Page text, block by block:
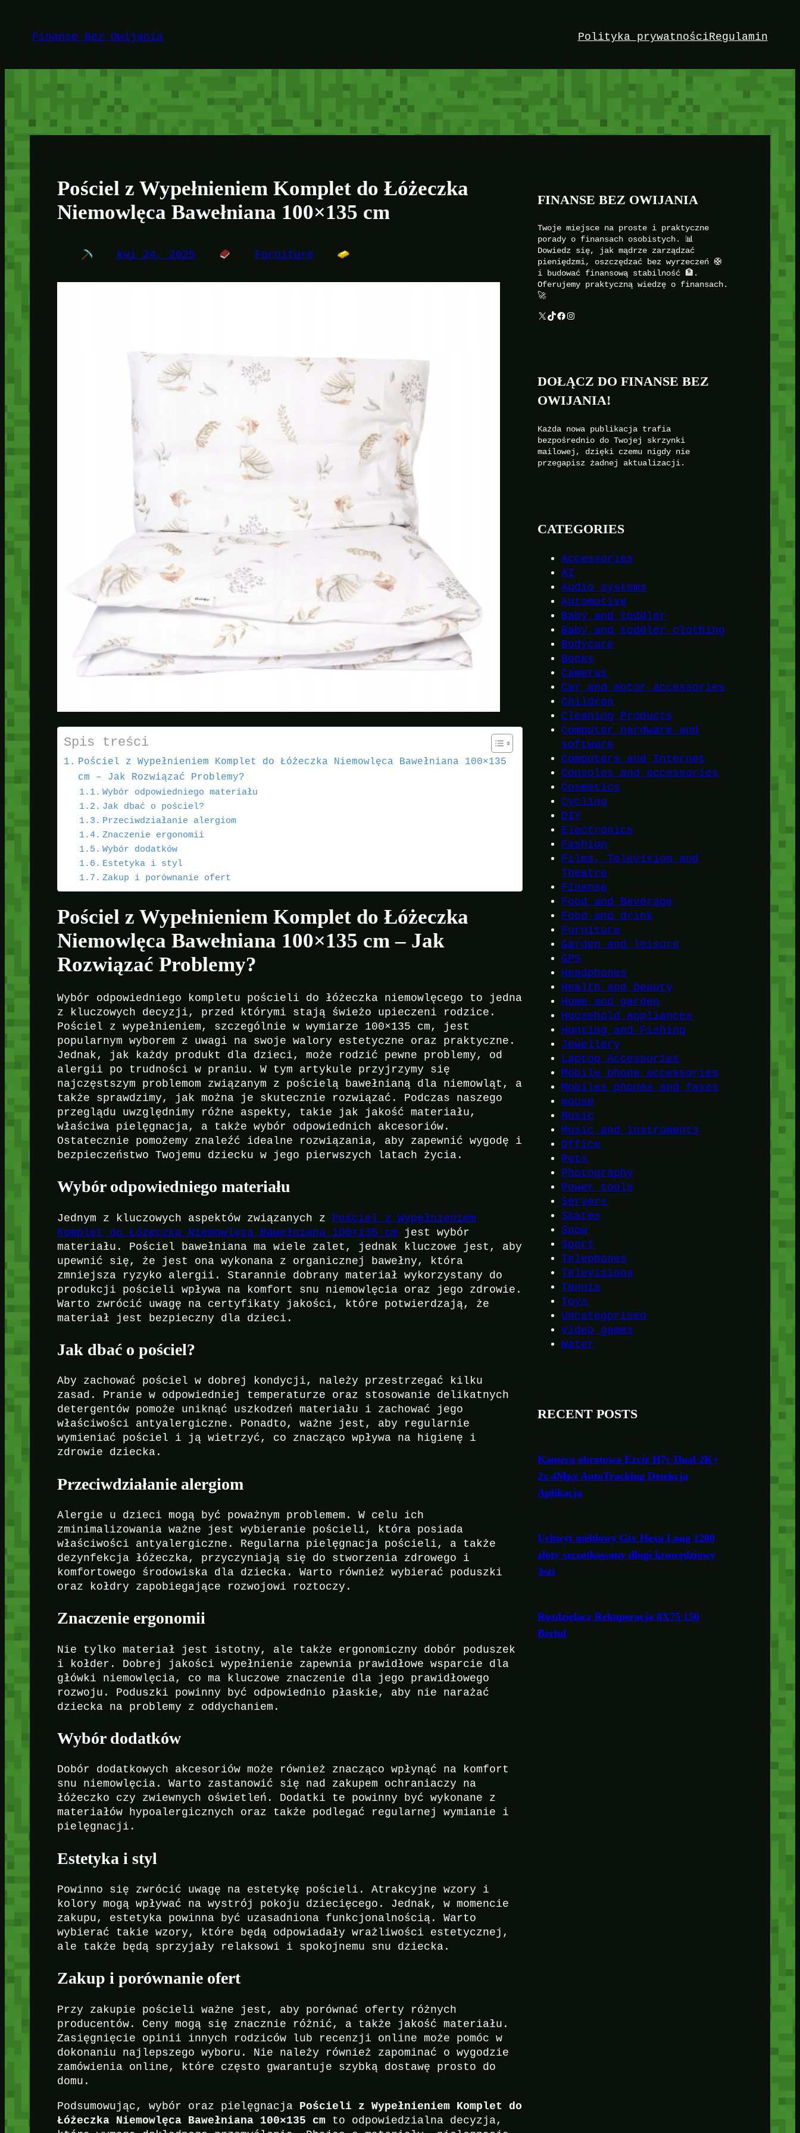
treściFinanse Bez Owijania Polityka prywatnościRegulamin
Pościel z Wypełnieniem Komplet do Łóżeczka
Niemowlęca Bawełniana 100×135 cm
kwi 24, 2025 Furniture
Spis treści
Pościel z Wypełnieniem Komplet do Łóżeczka Niemowlęca Bawełniana 100×135
cm – Jak Rozwiązać Problemy?
Wybór odpowiedniego materiału
Jak dbać o pościel?
Przeciwdziałanie alergiom
Znaczenie ergonomii
Wybór dodatków
Estetyka i styl
Zakup i porównanie ofert
Pościel z Wypełnieniem Komplet do Łóżeczka
Niemowlęca Bawełniana 100×135 cm – Jak
Rozwiązać Problemy?
Wybór odpowiedniego kompletu pościeli do łóżeczka niemowlęcego to jedna
z kluczowych decyzji, przed którymi stają świeżo upieczeni rodzice.
Pościel z wypełnieniem, szczególnie w wymiarze 100×135 cm, jest
popularnym wyborem z uwagi na swoje walory estetyczne oraz praktyczne.
Jednak, jak każdy produkt dla dzieci, może rodzić pewne problemy, od
alergii po trudności w praniu. W tym artykule przyjrzymy się
najczęstszym problemom związanym z pościelą bawełnianą dla niemowląt, a
także sprawdzimy, jak można je skutecznie rozwiązać. Podczas naszego
przeglądu uwzględnimy różne aspekty, takie jak jakość materiału,
właściwa pielęgnacja, a także wybór odpowiednich akcesoriów.
Ostatecznie pomożemy znaleźć idealne rozwiązania, aby zapewnić wygodę i
bezpieczeństwo Twojemu dziecku w jego pierwszych latach życia.
Wybór odpowiedniego materiału
Jednym z kluczowych aspektów związanych z Pościel z Wypełnieniem
Komplet do Łóżeczka Niemowlęca Bawełniana 100×135 cm jest wybór
materiału. Pościel bawełniana ma wiele zalet, jednak kluczowe jest, aby
upewnić się, że jest ona wykonana z organicznej bawełny, która
zmniejsza ryzyko alergii. Starannie dobrany materiał wykorzystany do
produkcji pościeli wpływa na komfort snu niemowlęcia oraz jego zdrowie.
Warto zwrócić uwagę na certyfikaty jakości, które potwierdzają, że
materiał jest bezpieczny dla dzieci.
Jak dbać o pościel?
Aby zachować pościel w dobrej kondycji, należy przestrzegać kilku
zasad. Pranie w odpowiedniej temperaturze oraz stosowanie delikatnych
detergentów pomoże uniknąć uszkodzeń materiału i zachować jego
właściwości antyalergiczne. Ponadto, ważne jest, aby regularnie
wymieniać pościel i ją wietrzyć, co znacząco wpływa na higienę i
zdrowie dziecka.
Przeciwdziałanie alergiom
Alergie u dzieci mogą być poważnym problemem. W celu ich
zminimalizowania ważne jest wybieranie pościeli, która posiada
właściwości antyalergiczne. Regularna pielęgnacja pościeli, a także
dezynfekcja łóżeczka, przyczyniają się do stworzenia zdrowego i
komfortowego środowiska dla dziecka. Warto również wybierać poduszki
oraz kołdry zapobiegające rozwojowi roztoczy.
Znaczenie ergonomii
Nie tylko materiał jest istotny, ale także ergonomiczny dobór poduszek
i kołder. Dobrej jakości wypełnienie zapewnia prawidłowe wsparcie dla
główki niemowlęcia, co ma kluczowe znaczenie dla jego prawidłowego
rozwoju. Poduszki powinny być odpowiednio płaskie, aby nie narażać
dziecka na problemy z oddychaniem.
Wybór dodatków
Dobór dodatkowych akcesoriów może również znacząco wpłynąć na komfort
snu niemowlęcia. Warto zastanowić się nad zakupem ochraniaczy na
łóżeczko czy zwiewnych oświetleń. Dodatki te powinny być wykonane z
materiałów hypoalergicznych oraz także podlegać regularnej wymianie i
pielęgnacji.
Estetyka i styl
Powinno się zwrócić uwagę na estetykę pościeli. Atrakcyjne wzory i
kolory mogą wpływać na wystrój pokoju dziecięcego. Jednak, w momencie
zakupu, estetyka powinna być uzasadniona funkcjonalnością. Warto
wybierać takie wzory, które będą odpowiadały wrażliwości estetycznej,
ale także będą sprzyjały relaksowi i spokojnemu snu dziecka.
Zakup i porównanie ofert
Przy zakupie pościeli ważne jest, aby porównać oferty różnych
producentów. Ceny mogą się znacznie różnić, a także jakość materiału.
Zasięgnięcie opinii innych rodziców lub recenzji online może pomóc w
dokonaniu najlepszego wyboru. Nie należy również zapominać o wygodzie
zamówienia online, które często gwarantuje szybką dostawę prosto do
domu.
Podsumowując, wybór oraz pielęgnacja Pościeli z Wypełnieniem Komplet do
Łóżeczka Niemowlęca Bawełniana 100×135 cm to odpowiedzialna decyzja,
FINANSE BEZ OWIJANIA
Twoje miejsce na proste i praktyczne
porady o finansach osobistych. 📊
Dowiedz się, jak mądrze zarządzać
pieniędzmi, oszczędzać bez wyrzeczeń 🛟
i budować finansową stabilność 🏦.
Oferujemy praktyczną wiedzę o finansach.
🚀
X TikTok Facebook Instagram
DOŁĄCZ DO FINANSE BEZ
OWIJANIA!
Każda nowa publikacja trafia
bezpośrednio do Twojej skrzynki
mailowej, dzięki czemu nigdy nie
przegapisz żadnej aktualizacji.
CATEGORIES
Accessories
AI
Audio systems
Automotive
Baby and toddler
Baby and toddler clothing
Bodycare
Books
Cameras
Car and motor accessories
Children
Cleaning Products
Computer hardware and
software
Computers and Internet
Consoles and accessories
Cosmetics
Cycling
DIY
Electronics
Fashion
Films, Television and
Theatre
Finanse
Food and Beverage
Food and drink
Furniture
Garden and leisure
GPS
Headphones
Health and beauty
Home and garden
Household appliances
Hunting and Fishing
Jewellery
Laptop Accessories
Mobile phone accessories
Mobiles phones and faxes
mouse
Music
Music and instruments
Office
Pets
Photography
Power tools
Servers
Skates
Snow
Sport
Telephones
Televisions
Tennis
Toys
Uncategorised
Video games
Water
RECENT POSTS
Kamera obrotowa Ezviz H7c Dual 2K+
2x 4Mpx AutoTracking Detekcja
Aplikacja
Uchwyt meblowy Gtv Hexa Long 1200
złoty szczotkowany długi krawędziowy
3szt
Rozdzielacz Rekuperacja 8X75 150
Berluf